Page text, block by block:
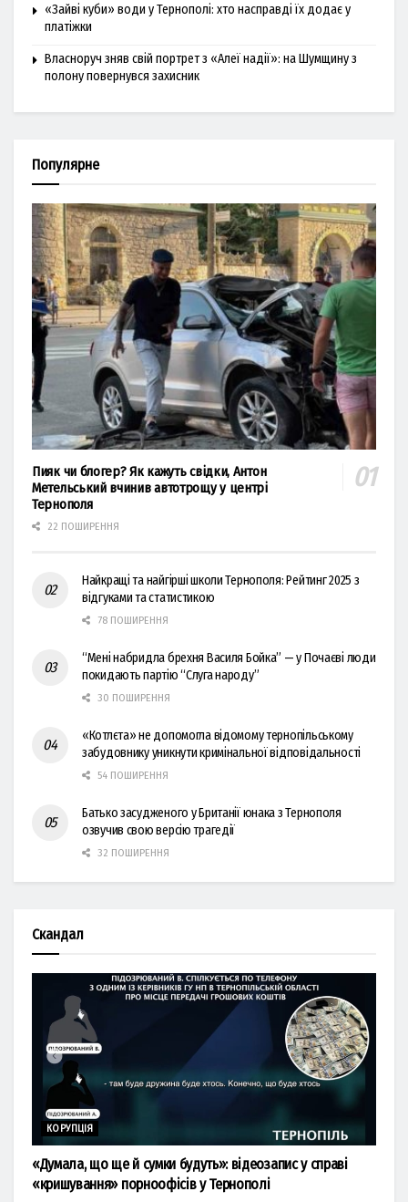
«Зайві куби» води у Тернополі: хто насправді їх додає у
платіжки
Власноруч зняв свій портрет з «Алеї надії»: на Шумщину з
полону повернувся захисник
Популярне
Пияк чи блогер? Як кажуть свідки, Антон
Метельський вчинив автотрощу у центрі
Тернополя
22 ПОШИРЕННЯ
Найкращі та найгірші школи Тернополя: Рейтинг 2025 з
відгуками та статистикою
78 ПОШИРЕННЯ
“Мені набридла брехня Василя Бойка” — у Почаєві люди
покидають партію “Слуга народу”
30 ПОШИРЕННЯ
«Котлєта» не допомогла відомому тернопільському
забудовнику уникнути кримінальної відповідальності
54 ПОШИРЕННЯ
Батько засудженого у Британії юнака з Тернополя
озвучив свою версію трагедії
32 ПОШИРЕННЯ
Скандал
КОРУПЦІЯ
«Думала, що ще й сумки будуть»: відеозапис у справі
«кришування» порноофісів у Тернополі